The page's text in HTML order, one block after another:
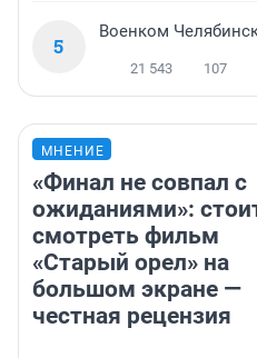
5
Военком
21 543 107
МНЕНИЕ
«Финал не совпал с
ожиданиями»:
смотреть фильм
«Старый орел» на
большом экране —
честная рецензия